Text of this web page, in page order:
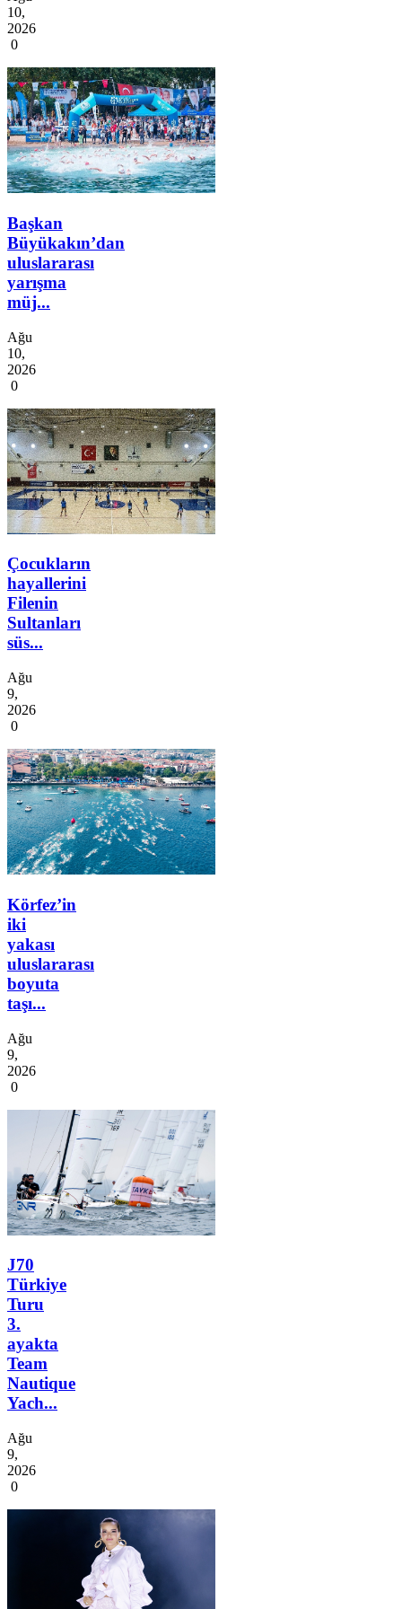
10,
2026
0
Başkan
Büyükakın’dan
uluslararası
yarışma
müj...
Ağu
10,
2026
0
Çocukların
hayallerini
Filenin
Sultanları
süs...
Ağu
9,
2026
0
Körfez’in
iki
yakası
uluslararası
boyuta
taşı...
Ağu
9,
2026
0
J70
Türkiye
Turu
3.
ayakta
Team
Nautique
Yach...
Ağu
9,
2026
0